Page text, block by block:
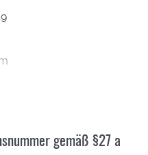
gemäß §27 a